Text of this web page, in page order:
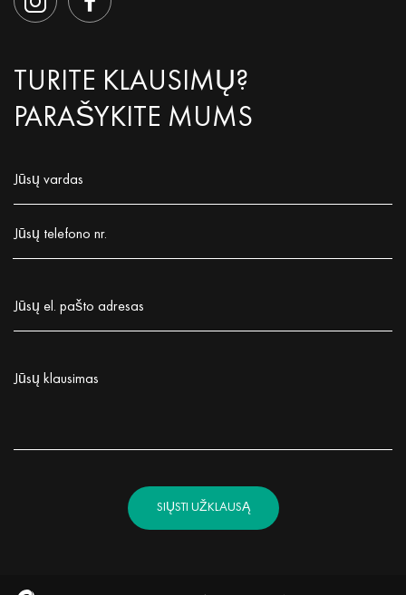
TURITE KLAUSIMŲ?
PARAŠYKITE MUMS
Jūsų vardas
Jūsų telefono nr.
Jūsų el. pašto adresas
Jūsų klausimas
SIŲSTI UŽKLAUSĄ